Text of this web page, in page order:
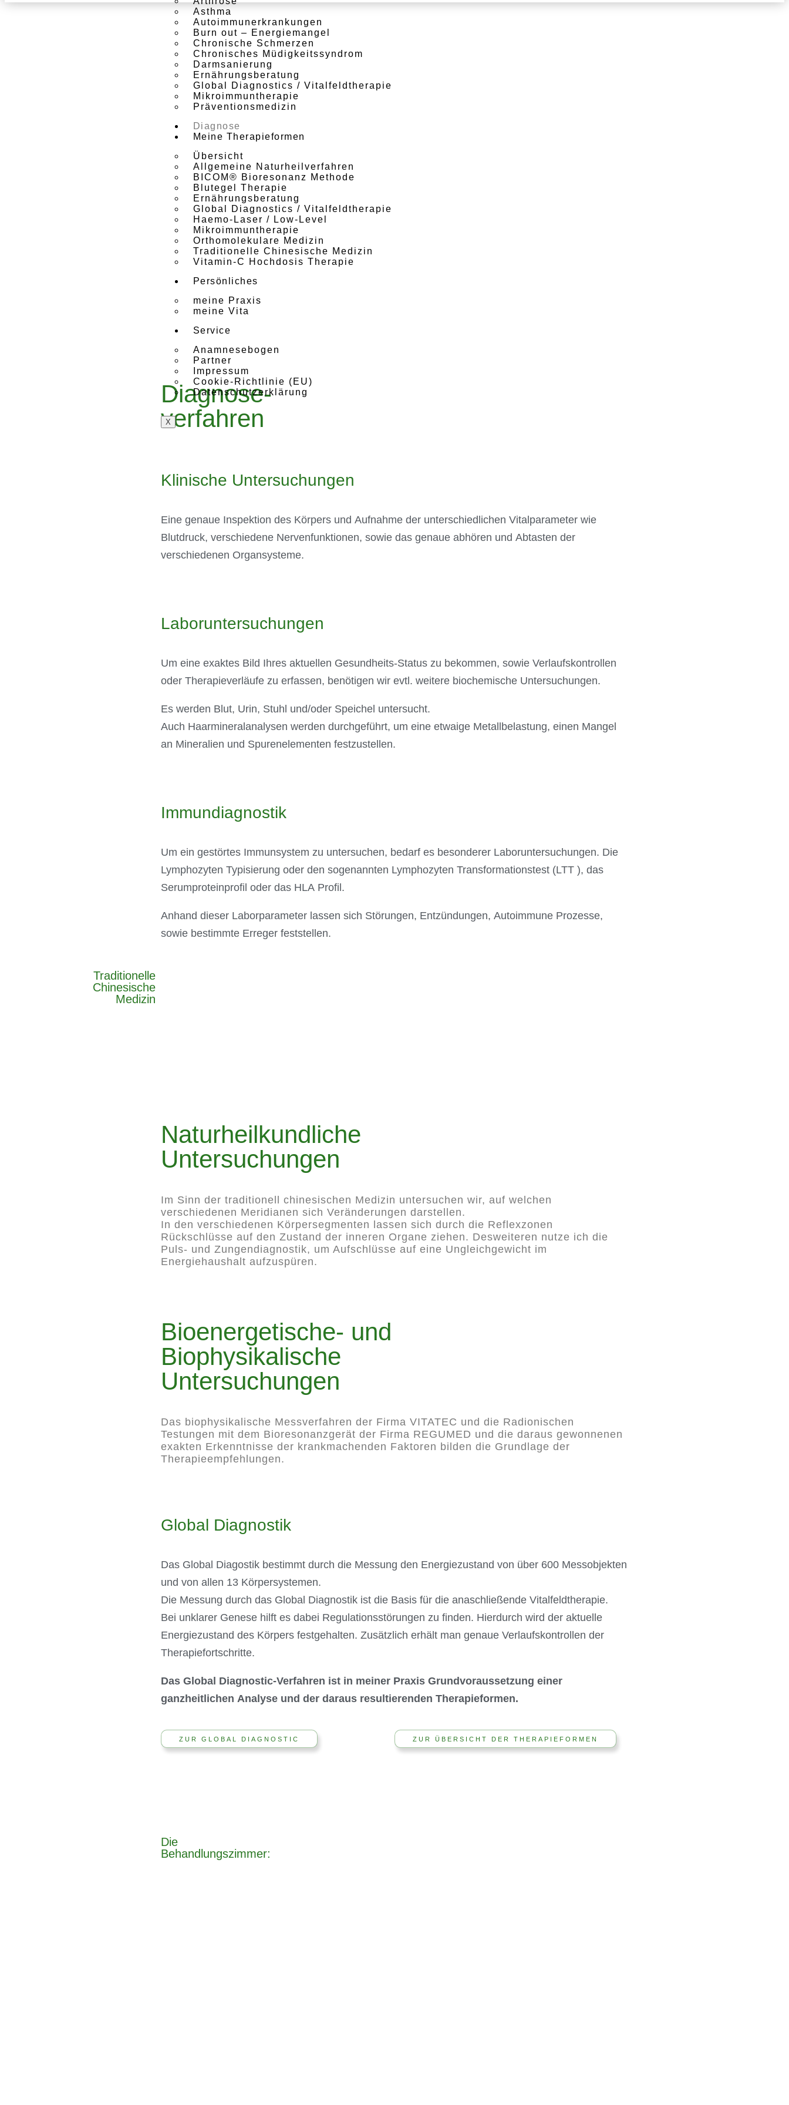
Asthma
Autoimmun­erkrankungen
Burn out – Energiemangel
Chronische Schmerzen
Chronisches Müdigkeits­syndrom
Darmsanierung
Ernährungs­beratung
Global Diagnostics / Vitalfeld­therapie
Mikroimmun­therapie
Präventions­medizin
Diagnose
Meine Therapie­formen
Übersicht
Allgemeine Naturheil­verfahren
BICOM® Bioresonanz Methode
Blutegel Therapie
Ernährungs­beratung
Global Diagnostics / Vitalfeld­therapie
Haemo-Laser / Low-Level
Mikroimmun­therapie
Ortho­molekulare Medizin
Traditio­nelle Chinesische Medizin
Vitamin-C Hochdosis Therapie
Persönliches
meine Praxis
meine Vita
Service
Anamnesebogen
Partner
Impressum
Cookie-Richtlinie (EU)
Datenschutzerklärung
X
Diagnose-
verfahren
Klinische Untersuchungen
Eine genaue Inspektion des Körpers und Aufnahme der unterschiedlichen Vitalparameter wie
Blutdruck, verschiedene Nervenfunktionen, sowie das genaue abhören und Abtasten der
verschiedenen Organsysteme.
Laborunter­suchungen
Um eine exaktes Bild Ihres aktuellen Gesundheits-Status zu bekommen, sowie Verlaufskontrollen
oder Therapieverläufe zu erfassen, benötigen wir evtl. weitere biochemische Untersuchungen.
Es werden Blut, Urin, Stuhl und/oder Speichel untersucht.
Auch Haarmineralanalysen werden durchgeführt, um eine etwaige Metallbelastung, einen Mangel
an Mineralien und Spurenelementen festzustellen.
Immundiagnostik
Um ein gestörtes Immunsystem zu untersuchen, bedarf es besonderer Laboruntersuchungen. Die
Lymphozyten Typisierung oder den sogenannten Lymphozyten Transformationstest (LTT ), das
Serumproteinprofil oder das HLA Profil.
Anhand dieser Laborparameter lassen sich Störungen, Entzündungen, Autoimmune Prozesse,
sowie bestimmte Erreger feststellen.
Traditionelle
Chinesische
Medizin
Naturheilkundliche
Untersuchungen
Im Sinn der traditionell chinesischen Medizin untersuchen wir, auf welchen
verschiedenen Meridianen sich Veränderungen darstellen.
In den verschiedenen Körpersegmenten lassen sich durch die Reflexzonen
Rückschlüsse auf den Zustand der inneren Organe ziehen. Desweiteren nutze ich die
Puls- und Zungendiagnostik, um Aufschlüsse auf eine Ungleichgewicht im
Energiehaushalt aufzuspüren.
Bioenergetische- und
Biophysikalische
Untersuchungen
Das biophysikalische Messverfahren der Firma VITATEC und die Radionischen
Testungen mit dem Bioresonanzgerät der Firma REGUMED und die daraus gewonnenen
exakten Erkenntnisse der krankmachenden Faktoren bilden die Grundlage der
Therapieempfehlungen.
Global Diagnostik
Das Global Diagostik bestimmt durch die Messung den Energiezustand von über 600 Messobjekten
und von allen 13 Körpersystemen.
Die Messung durch das Global Diagnostik ist die Basis für die anaschließende Vitalfeldtherapie.
Bei unklarer Genese hilft es dabei Regulationsstörungen zu finden. Hierdurch wird der aktuelle
Energiezustand des Körpers festgehalten. Zusätzlich erhält man genaue Verlaufskontrollen der
Therapiefortschritte.
Das Global Diagnostic-Verfahren ist in meiner Praxis Grundvoraussetzung einer
ganzheitlichen Analyse und der daraus resultierenden Therapieformen.
ZUR GLOBAL DIAGNOSTIC ZUR ÜBERSICHT DER THERAPIEFORMEN
Die
Behandlungszimmer: